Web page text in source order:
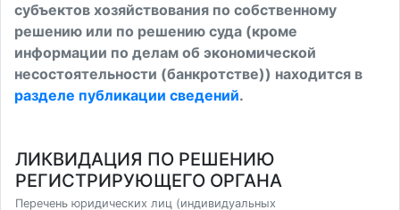
субъектов хозяйствования по собственному
решению или по решению суда (кроме
информации по делам об экономической
несостоятельности (банкротстве)) находится в
разделе публикации сведений.
ЛИКВИДАЦИЯ ПО РЕШЕНИЮ
РЕГИСТРИРУЮЩЕГО ОРГАНА
Перечень юридических лиц (индивидуальных